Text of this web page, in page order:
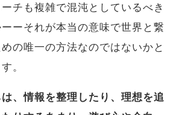
チも複雑で混沌としているべき
ーそれが本当の意味で世界と繋
の唯一の方法なのではないかと
。
、情報を整理したり、理想を追